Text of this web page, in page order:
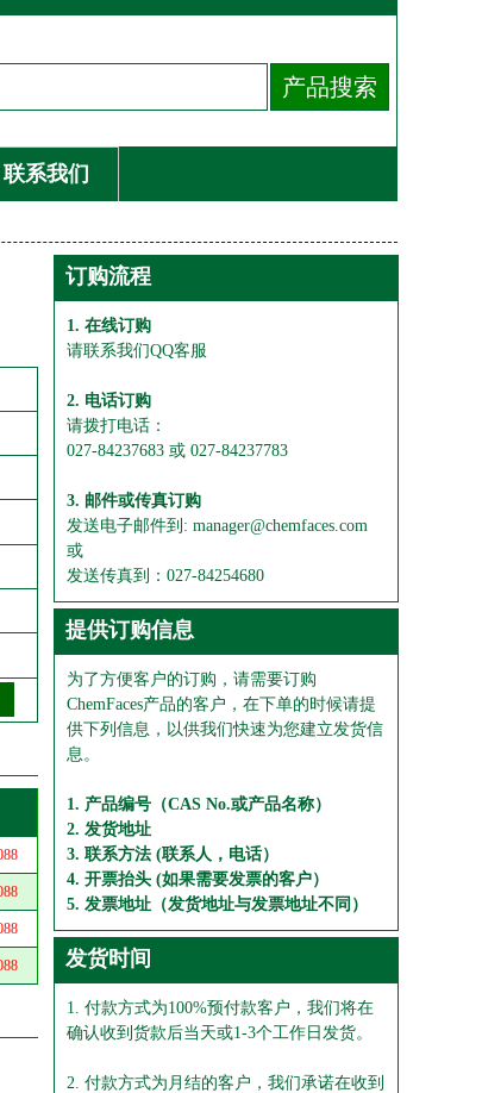
联系我们
订购流程
1. 在线订购
请联系我们QQ客服
2. 电话订购
请拨打电话：
027-84237683 或 027-84237783
3. 邮件或传真订购
发送电子邮件到: manager@chemfaces.com
或
发送传真到：027-84254680
提供订购信息
为了方便客户的订购，请需要订购
ChemFaces产品的客户，在下单的时候请提
供下列信息，以供我们快速为您建立发货信
息。
1. 产品编号（CAS No.或产品名称）
2. 发货地址
3. 联系方法 (联系人，电话）
4. 开票抬头 (如果需要发票的客户）
5. 发票地址（发货地址与发票地址不同）
发货时间
1. 付款方式为100%预付款客户，我们将在
确认收到货款后当天或1-3个工作日发货。
2. 付款方式为月结的客户，我们承诺在收到